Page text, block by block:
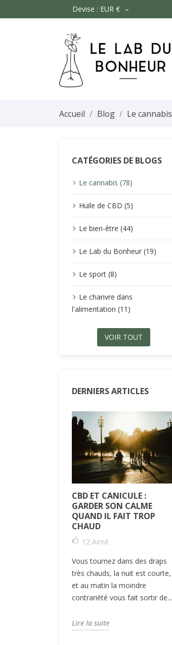
Devise : EUR € 
Accueil Blog Le cannabis
CATÉGORIES DE BLOGS
Le cannabis (78)
Huile de CBD (5)
Le bien-être (44)
Le Lab du Bonheur (19)
Le sport (8)
Le chanvre dans
l'alimentation (11)
VOIR TOUT
DERNIERS ARTICLES
CBD ET CANICULE :
GARDER SON CALME
QUAND IL FAIT TROP
CHAUD
12 Aimé
Vous tournez dans des draps
très chauds, la nuit est courte,
et au matin la moindre
contrariété vous fait sortir de...
Lire la suite